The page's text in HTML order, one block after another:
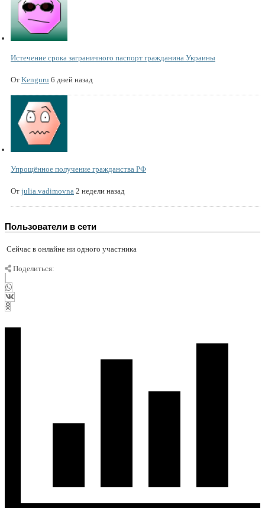
Истечение срока заграничного паспорт гражданина Украины
От Kenguru 6 дней назад
Упрощённое получение гражданства РФ
От julia.vadimovna 2 недели назад
Пользователи в сети
Сейчас в онлайне ни одного участника
Поделиться: